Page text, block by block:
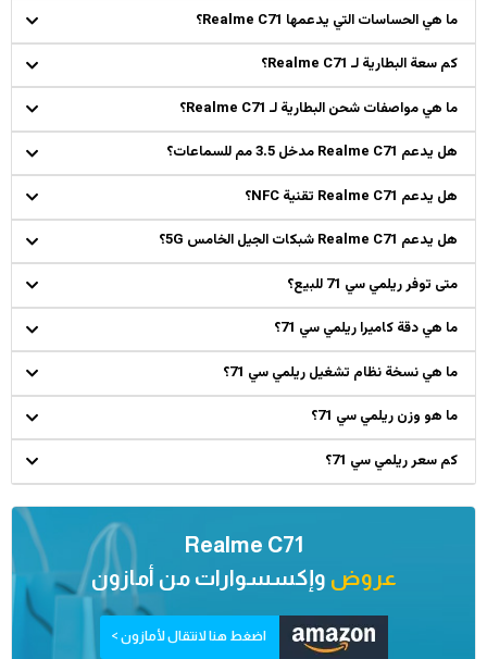
ما هي الحساسات التي يدعمها Realme C71؟
كم سعة البطارية لـ Realme C71؟
ما هي مواصفات شحن البطارية لـ Realme C71؟
هل يدعم Realme C71 مدخل 3.5 مم للسماعات؟
هل يدعم Realme C71 تقنية NFC؟
هل يدعم Realme C71 شبكات الجيل الخامس 5G؟
متى توفر ريلمي سي 71 للبيع؟
ما هي دقة كاميرا ريلمي سي 71؟
ما هي نسخة نظام تشغيل ريلمي سي 71؟
ما هو وزن ريلمي سي 71؟
كم سعر ريلمي سي 71؟
Realme C71
عروض وإكسسوارات من أمازون
اضغط هنا لانتقال لأمازون >